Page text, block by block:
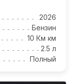
2026
Бензин
10 Км км
2.5 л
Полный